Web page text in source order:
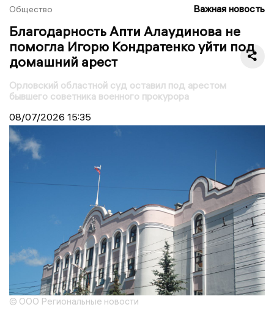
Общество Важная новость
Благодарность Апти Алаудинова не
помогла Игорю Кондратенко уйти под
домашний арест
Орловский областной суд оставил под арестом
бывшего советника военного прокурора
08/07/2026 15:35
© ООО Региональные новости